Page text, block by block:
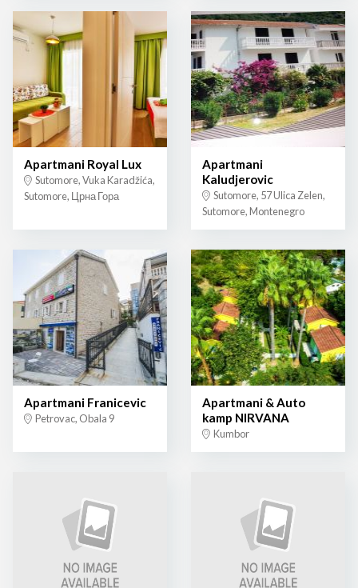
Apartmani Royal Lux
Sutomore, Vuka Karadžića,
Sutomore, Црна Гора
Apartmani
Kaludjerovic
Sutomore, 57 Ulica Zelen,
Sutomore, Montenegro
Apartmani Franicevic
Petrovac, Obala 9
Apartmani & Auto
kamp NIRVANA
Kumbor